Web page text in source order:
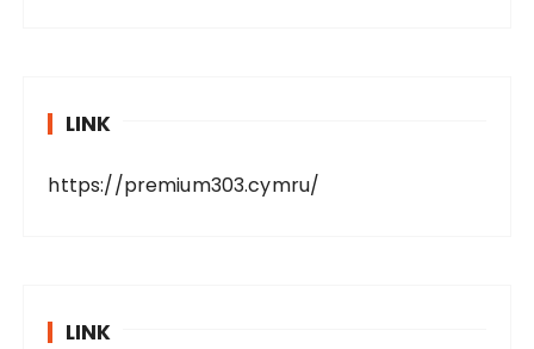
LINK
https://premium303.cymru/
LINK